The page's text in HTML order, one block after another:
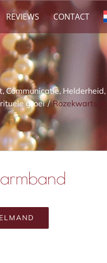
REVIEWS CONTACT
Communicatie Helderheid
groei Rozekwarts